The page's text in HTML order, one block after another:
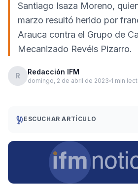
Santiago Isaza Moreno,
marzo resultó herido por
Arauca contra el Grupo de
Mecanizado Revéis Pizarro.
R Redacción IFM
domingo, 2 de abril de 2023 1 min
ESCUCHAR ARTÍCULO